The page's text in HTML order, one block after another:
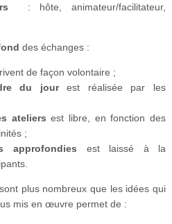
: hôte, animateur/facilitateur,
des échanges :
de façon volontaire ;
du jourest réalisée par les
ateliers est libre, en fonction des
;
approfondies est laissé à la
plus nombreux que les idées qui
mis en œuvre permet de :